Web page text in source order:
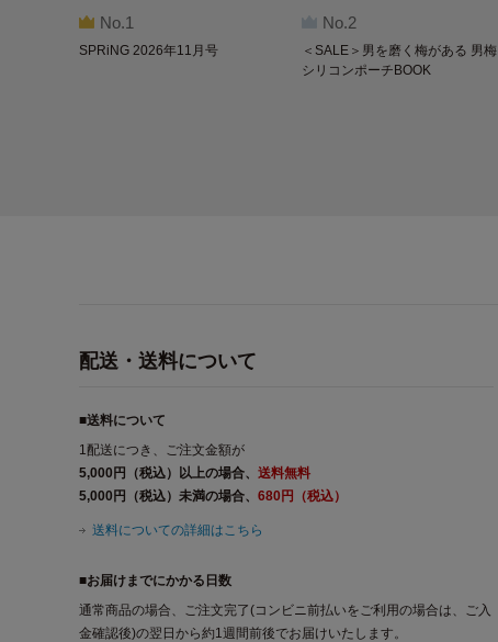
No.1
SPRiNG 2026年11月号
No.2
＜SALE＞男を磨く梅がある 男梅
シリコンポーチBOOK
配送・送料について
■送料について
1配送につき、ご注文金額が
5,000円（税込）以上の場合、 送料無料
5,000円（税込）未満の場合、 680円（税込）
送料についての詳細はこちら
■お届けまでにかかる日数
通常商品の場合、ご注文完了(コンビニ前払いをご利用の場合は、ご入
金確認後)の翌日から約1週間前後でお届けいたします。